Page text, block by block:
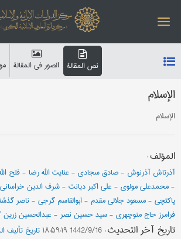
نص المقالة الصور في المقالة
الإسلام
الإسلام
المؤلف:
آذرتاش آذرنوش -صادق سجادی - عنایت الله رضا -فتح
-محمدعلي مولوي - علی اکبر دیانت -شرف الدین خراساني
پاکتچی -مسعود جلالي مقدم -ابوالقاسم گرجی - ناصر
فرامرز حاج منوچهری -سید حسین نصر - عبدالحسین
تاریخ آخر التحدیث: 1442/9/16 ۱۸:۵۹:۱۹ تاریخ تألیف